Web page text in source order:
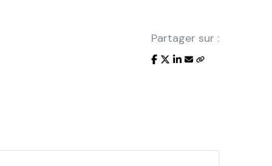
Partager sur :